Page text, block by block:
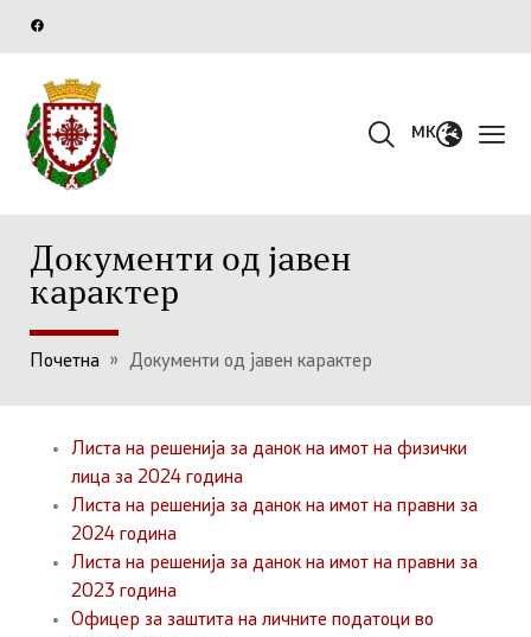
MK
Документи од јавен
карактер
Почетна » Документи од јавен карактер
Листа на решенија за данок на имот на физички
лица за 2024 година
Листа на решенија за данок на имот на правни за
2024 година
Листа на решенија за данок на имот на правни за
2023 година
Офицер за заштита на личните податоци во